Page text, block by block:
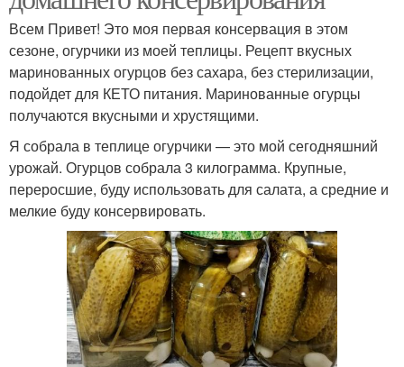
Всем Привет! Это моя первая консервация в этом
сезоне, огурчики из моей теплицы. Рецепт вкусных
маринованных огурцов без сахара, без стерилизации,
подойдет для КЕТО питания. Маринованные огурцы
получаются вкусными и хрустящими.
Я собрала в теплице огурчики — это мой сегодняшний
урожай. Огурцов собрала 3 килограмма. Крупные,
переросшие, буду использовать для салата, а средние и
мелкие буду консервировать.